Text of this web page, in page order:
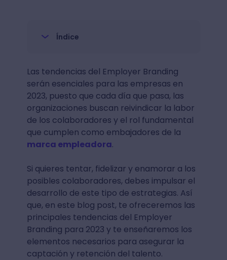
Índice
Las tendencias del Employer Branding
serán esenciales para las empresas en
2023, puesto que cada día que pasa, las
organizaciones buscan reivindicar la labor
de los colaboradores y el rol fundamental
que cumplen como embajadores de la
marca empleadora.
Si quieres tentar, fidelizar y enamorar a los
posibles colaboradores, debes impulsar el
desarrollo de este tipo de estrategias. Así
que, en este blog post, te ofreceremos las
principales tendencias del Employer
Branding para 2023 y te enseñaremos los
elementos necesarios para asegurar la
captación y retención del talento.